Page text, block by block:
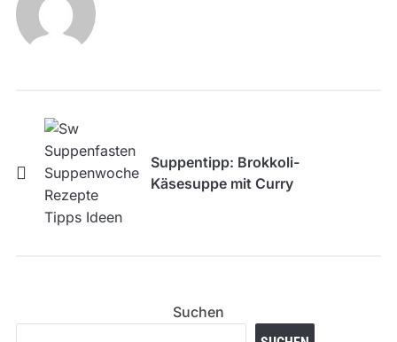
Suppentipp: Brokkoli-
Käsesuppe mit Curry
Suchen